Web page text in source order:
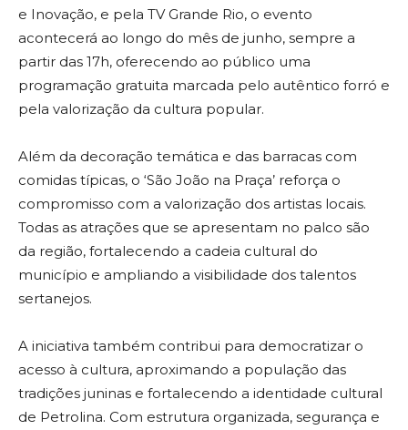
e Inovação, e pela TV Grande Rio, o evento
acontecerá ao longo do mês de junho, sempre a
partir das 17h, oferecendo ao público uma
programação gratuita marcada pelo autêntico forró e
pela valorização da cultura popular.
Além da decoração temática e das barracas com
comidas típicas, o ‘São João na Praça’ reforça o
compromisso com a valorização dos artistas locais.
Todas as atrações que se apresentam no palco são
da região, fortalecendo a cadeia cultural do
município e ampliando a visibilidade dos talentos
sertanejos.
A iniciativa também contribui para democratizar o
acesso à cultura, aproximando a população das
tradições juninas e fortalecendo a identidade cultural
de Petrolina. Com estrutura organizada, segurança e